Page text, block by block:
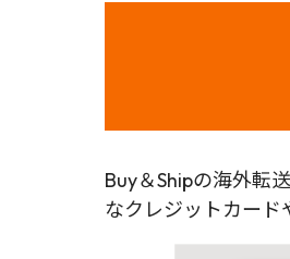
Buy＆Shipの海外転
なクレジットカード